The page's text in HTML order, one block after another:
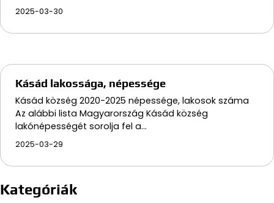
2025-03-30
Kásád lakossága, népessége
Kásád község 2020-2025 népessége, lakosok száma
Az alábbi lista Magyarország Kásád község
lakónépességét sorolja fel a…
2025-03-29
Kategóriák